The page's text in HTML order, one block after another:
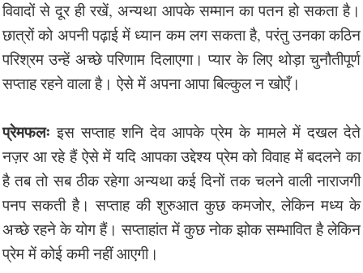
विवादों से दूर ही रखें, अन्यथा आपके सम्मान का पतन हो सकता है।
छात्रों को अपनी पढ़ाई में ध्यान कम लग सकता है, परंतु उनका कठिन
परिश्रम उन्हें अच्छे परिणाम दिलाएगा। प्यार के लिए थोड़ा चुनौतीपूर्ण
सप्ताह रहने वाला है। ऐसे में अपना आपा बिल्कुल न खोएँ।
प्रेमफलः इस सप्ताह शनि देव आपके प्रेम के मामले में दखल देते
नज़र आ रहे हैं ऐसे में यदि आपका उद्देश्य प्रेम को विवाह में बदलने का
है तब तो सब ठीक रहेगा अन्यथा कई दिनों तक चलने वाली नाराजगी
पनप सकती है। सप्ताह की शुरुआत कुछ कमजोर, लेकिन मध्य के
अच्छे रहने के योग हैं। सप्ताहांत में कुछ नोक झोक सम्भावित है लेकिन
प्रेम में कोई कमी नहीं आएगी।